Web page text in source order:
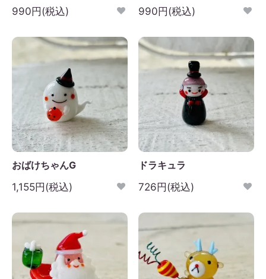
990円(税込)
990円(税込)
おばけちゃんG
1,155円(税込)
ドラキュラ
726円(税込)